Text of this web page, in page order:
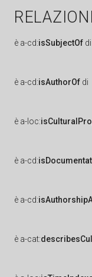
è a-cd:isSubjectOf di
è a-cd:isAuthorOf di
è a-loc:
è a-cd:
è a-cd:
è a-cat: